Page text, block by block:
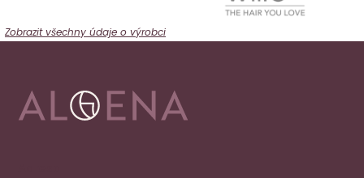
Zobrazit všechny údaje o výrobci